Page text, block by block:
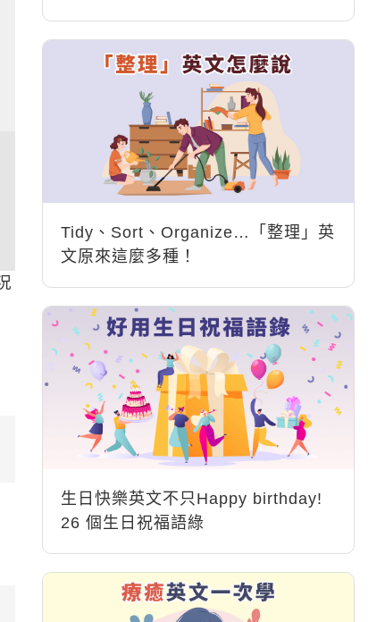
Tidy、Sort、Organize…「整理」英
文原來這麼多種！
生日快樂英文不只Happy birthday!
26 個生日祝福語綠